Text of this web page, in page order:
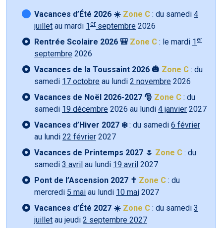
Vacances d’Été 2026 ☀️ Zone C : du samedi 4
juillet au mardi 1 er septembre 2026
Rentrée Scolaire 2026 🎒 Zone C : le mardi 1 er
septembre 2026
Vacances de la Toussaint 2026 🎃 Zone C : du
samedi 17 octobre au lundi 2 novembre 2026
Vacances de Noël 2026-2027 🎅 Zone C : du
samedi 19 décembre 2026 au lundi 4 janvier 2027
Vacances d’Hiver 2027 ❄️: du samedi 6 février
au lundi 22 février 2027
Vacances de Printemps 2027 🌷 Zone C : du
samedi 3 avril au lundi 19 avril 2027
Pont de l’Ascension 2027 ✝️ Zone C : du
mercredi 5 mai au lundi 10 mai 2027
Vacances d’Été 2027 ☀️ Zone C : du samedi 3
juillet au jeudi 2 septembre 2027